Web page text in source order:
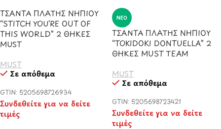
ΤΣΑΝΤΑ ΠΛΑΤΗΣ ΝΗΠΙΟΥ
“STITCH YOU’RE OUT OF
THIS WORLD” 2 ΘΗΚΕΣ
MUST
MUST
Σε απόθεμα
GTIN: 5205698726934
Συνδεθείτε για να δείτε
τιμές
ΝΈΟ
ΤΣΑΝΤΑ ΠΛΑΤΗΣ ΝΗΠΙΟΥ
“TOKIDOKI DONTUELLA” 2
ΘΗΚΕΣ MUST TEAM
MUST
Σε απόθεμα
GTIN: 5205698723421
Συνδεθείτε για να δείτε
τιμές